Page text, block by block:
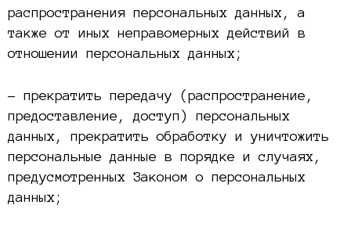
распространения персональных данных, а
также от иных неправомерных действий в
отношении персональных данных;
– прекратить передачу (распространение,
предоставление, доступ) персональных
данных, прекратить обработку и уничтожить
персональные данные в порядке и случаях,
предусмотренных Законом о персональных
данных;